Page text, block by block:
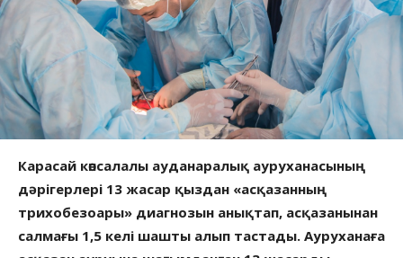
Карасай көпсалалы ауданаралық ауруханасының
дәрігерлері 13 жасар қыздан «асқазанның
трихобезоары» диагнозын анықтап, асқазанынан
салмағы 1,5 келі шашты алып тастады. Ауруханаға